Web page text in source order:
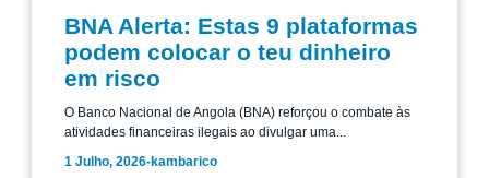
BNA Alerta: Estas 9 plataformas
podem colocar o teu dinheiro
em risco
O Banco Nacional de Angola (BNA) reforçou o combate às
atividades financeiras ilegais ao divulgar uma...
1 Julho, 2026-kambarico